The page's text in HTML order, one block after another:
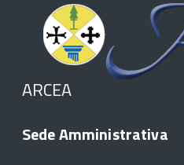
ARCEA
Sede Amministrativa